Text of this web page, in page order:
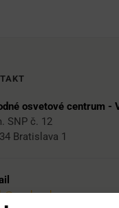
osvetové centrum -
SNP č. 12
Bratislava 1